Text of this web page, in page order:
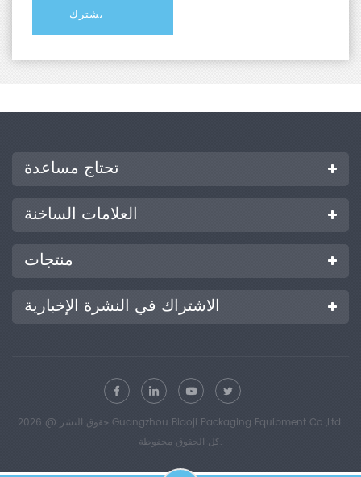
تحتاج مساعدة
العلامات الساخنة
منتجات
الاشتراك في النشرة الإخبارية
حقوق النشر @ 2026 Guangzhou Biaoji Packaging Equipment Co.,Ltd.
كل الحقوق محفوظة.